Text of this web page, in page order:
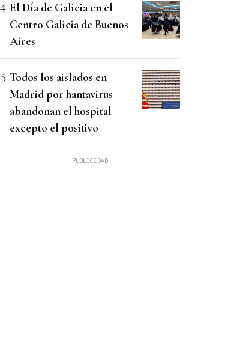
El Día de Galicia en el
Centro Galicia de Buenos
Aires
Todos los aislados en
Madrid por hantavirus
abandonan el hospital
excepto el positivo